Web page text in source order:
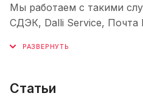
Мы работаем с такими
СДЭК, Dalli Service, Почта
Статьи